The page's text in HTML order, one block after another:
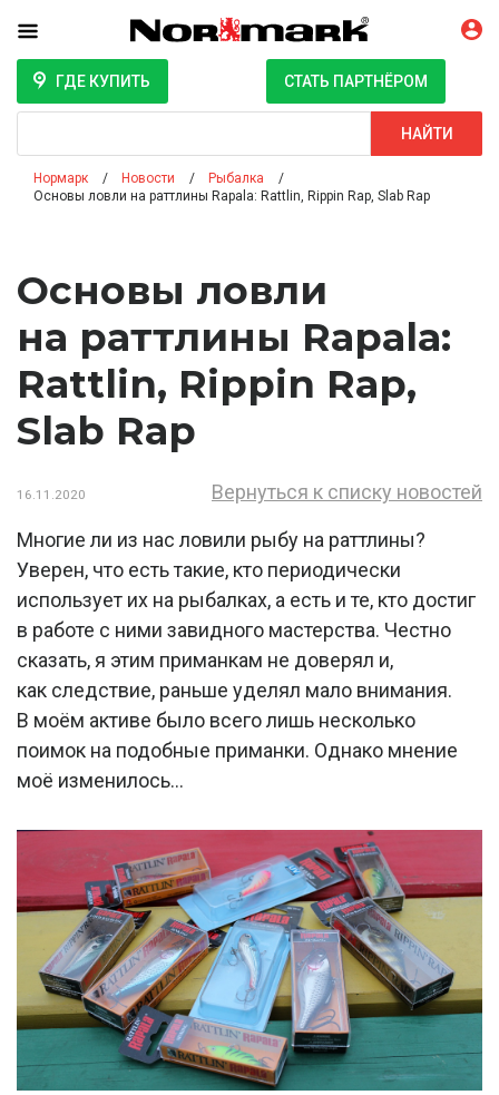
ГДЕ КУПИТЬ СТАТЬ ПАРТНЁРОМ
НАЙТИ
Нормарк Новости
Рыбалка
Основы ловли на раттлины Rapala: Rattlin, Rippin Rap, Slab Rap
Основы ловли
на раттлины Rapala:
Rattlin, Rippin Rap,
Slab Rap
16.11.2020 Вернуться к списку новостей
Многие ли из нас ловили рыбу на раттлины?
Уверен, что есть такие, кто периодически
использует их на рыбалках, а есть и те, кто достиг
в работе с ними завидного мастерства. Честно
сказать, я этим приманкам не доверял и,
как следствие, раньше уделял мало внимания.
В моём активе было всего лишь несколько
поимок на подобные приманки. Однако мнение
моё изменилось…